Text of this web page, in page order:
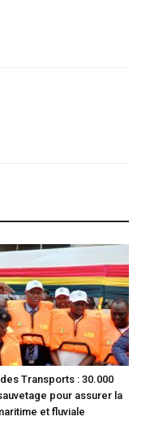
Transports : 30.000
pour assurer la
et fluviale